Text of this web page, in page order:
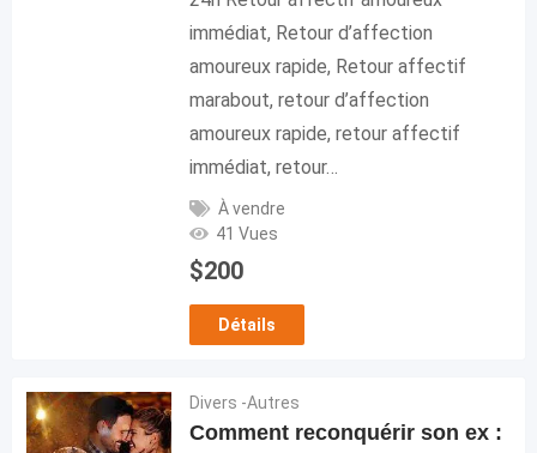
immédiat, Retour d’affection
amoureux rapide, Retour affectif
marabout, retour d’affection
amoureux rapide, retour affectif
immédiat, retour…
À vendre
41 Vues
$200
Détails
Divers -Autres
Comment reconquérir son ex :